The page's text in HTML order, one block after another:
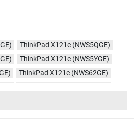
ThinkPad X121e (NWS5QGE)
ThinkPad X121e (NWS5YGE)
ThinkPad X121e (NWS62GE)